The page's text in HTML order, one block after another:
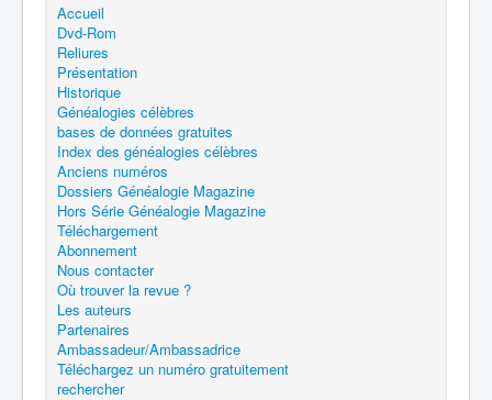
Accueil
Dvd-Rom
Reliures
Présentation
Historique
Généalogies célèbres
bases de données gratuites
Index des généalogies célèbres
Anciens numéros
Dossiers Généalogie Magazine
Hors Série Généalogie Magazine
Téléchargement
Abonnement
Nous contacter
Où trouver la revue ?
Les auteurs
Partenaires
Ambassadeur/Ambassadrice
Téléchargez un numéro gratuitement
rechercher